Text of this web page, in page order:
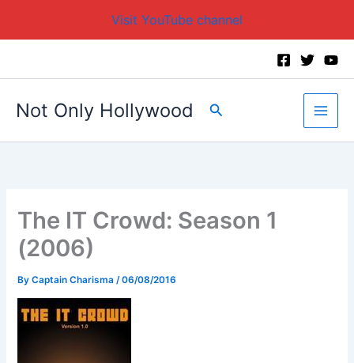
Visit YouTube channel
Not Only Hollywood Search
The IT Crowd: Season 1
(2006)
ByCaptain Charisma /06/08/2016